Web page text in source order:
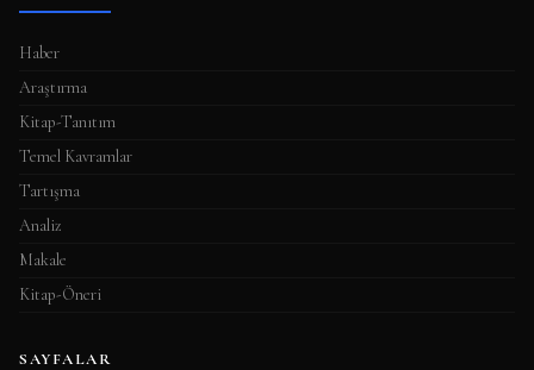
Haber
Araştırma
Kitap-Tanıtım
Temel Kavramlar
Tartışma
Analiz
Makale
Kitap-Öneri
SAYFALAR